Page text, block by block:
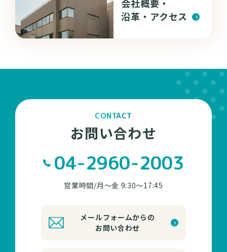
会社概要・
沿革・ アクセス
CONTACT
お問い合わせ
04-2960-2003
営業時間/月～金 9:30～17:45
メールフォームからの
お問い合わせ